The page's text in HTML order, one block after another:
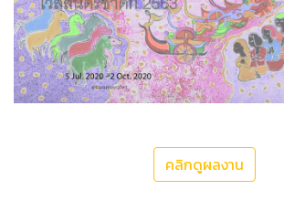
คลิกดูผลงาน